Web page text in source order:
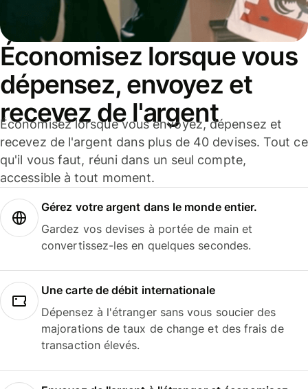
Économisez lorsque vous
dépensez, envoyez et
recevez de l'argent
Économisez lorsque vous envoyez, dépensez et
recevez de l'argent dans plus de 40 devises. Tout ce
qu'il vous faut, réuni dans un seul compte,
accessible à tout moment.
Gérez votre argent dans le monde entier.
Gardez vos devises à portée de main et
convertissez-les en quelques secondes.
Une carte de débit internationale
Dépensez à l'étranger sans vous soucier des
majorations de taux de change et des frais de
transaction élevés.